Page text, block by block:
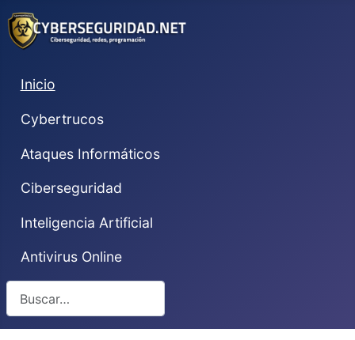
Inicio
Cybertrucos
Ataques Informáticos
Ciberseguridad
Inteligencia Artificial
Antivirus Online